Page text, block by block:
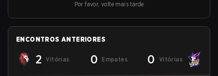
Por favor, volte mais tarde
ENCONTROS ANTERIORES
2 Vitórias 0 Empates 0 Vitórias